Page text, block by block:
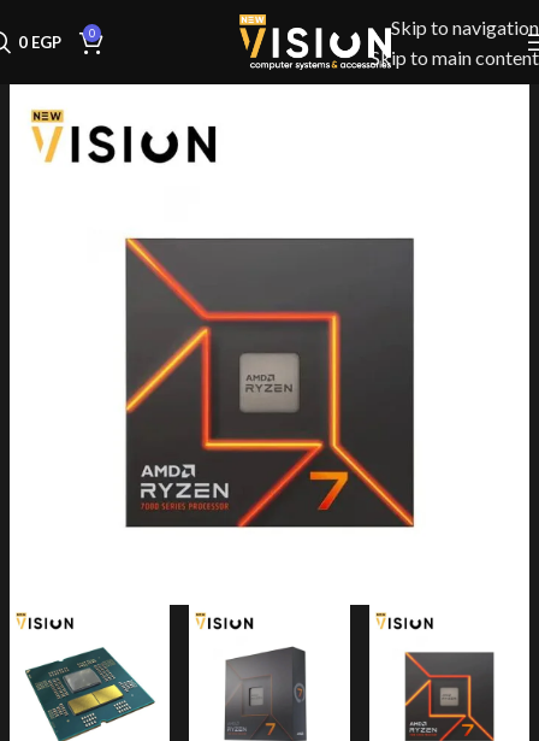
Skip to navigation
Skip to main content
0
0 EGP